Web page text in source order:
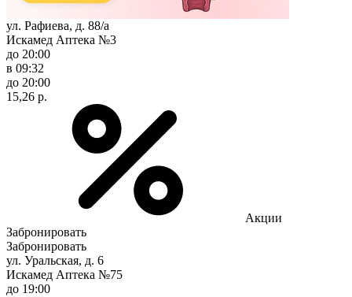
ул. Рафиева, д. 88/а
Искамед Аптека №3
до 20:00
в 09:32
до 20:00
15,26 р.
Акции
Забронировать
Забронировать
ул. Уральская, д. 6
Искамед Аптека №75
до 19:00